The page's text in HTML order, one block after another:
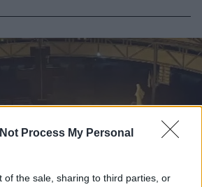
Process My Personal
of the sale, sharing to third parties, or